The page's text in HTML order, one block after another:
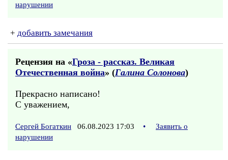
нарушении
+ добавить замечания
Рецензия на «Гроза - рассказ. Великая
Отечественная война» (Галина Солонова)
Прекрасно написано!
С уважением,
Сергей Богаткин 06.08.2023 17:03 •
Заявить о
нарушении